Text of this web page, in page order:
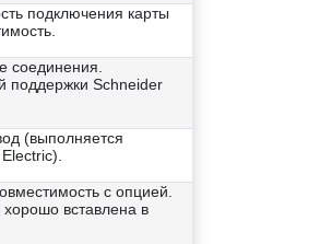
подключения карты
соединения.
поддержки Schneider
(выполняется
с опцией.
вставлена в